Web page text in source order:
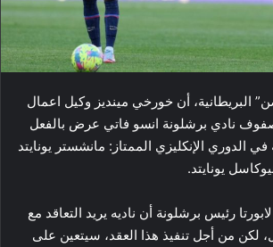
أن خورخي مينديز وكيل اعمال
نادي ​برشلونة​ ​انسو فاتي​ عرض بالفعل
في الدوري الإنكليزي الممتاز: مانشستر يونايتد
يونايتد.
رئيس برشلونة أن ناديه يريد التعاقد مع
لكن من أجل تنفيذ هذا العقد، سيتعين على